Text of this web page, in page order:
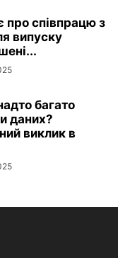
про співпрацю з
випуску
багато
даних?
виклик в